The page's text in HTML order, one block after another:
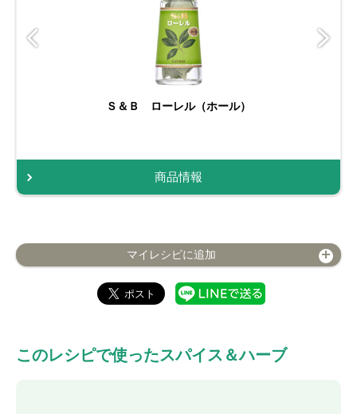
Ｓ＆Ｂ ローレル（ホール）
商品情報
マイレシピに追加
このレシピで使ったスパイス＆ハーブ